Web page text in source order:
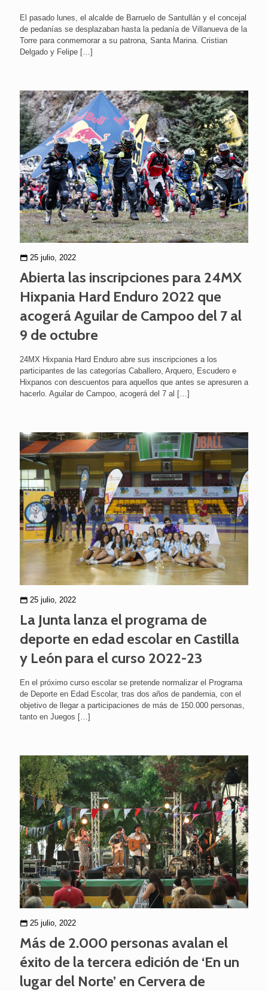
El pasado lunes, el alcalde de Barruelo de Santullán y el concejal
de pedanías se desplazaban hasta la pedanía de Villanueva de la
Torre para conmemorar a su patrona, Santa Marina. Cristian
Delgado y Felipe […]
25 julio, 2022
Abierta las inscripciones para 24MX
Hixpania Hard Enduro 2022 que
acogerá Aguilar de Campoo del 7 al
9 de octubre
24MX Hixpania Hard Enduro abre sus inscripciones a los
participantes de las categorías Caballero, Arquero, Escudero e
Hixpanos con descuentos para aquellos que antes se apresuren a
hacerlo. Aguilar de Campoo, acogerá del 7 al […]
25 julio, 2022
La Junta lanza el programa de
deporte en edad escolar en Castilla
y León para el curso 2022-23
En el próximo curso escolar se pretende normalizar el Programa
de Deporte en Edad Escolar, tras dos años de pandemia, con el
objetivo de llegar a participaciones de más de 150.000 personas,
tanto en Juegos […]
25 julio, 2022
Más de 2.000 personas avalan el
éxito de la tercera edición de ‘En un
lugar del Norte’ en Cervera de